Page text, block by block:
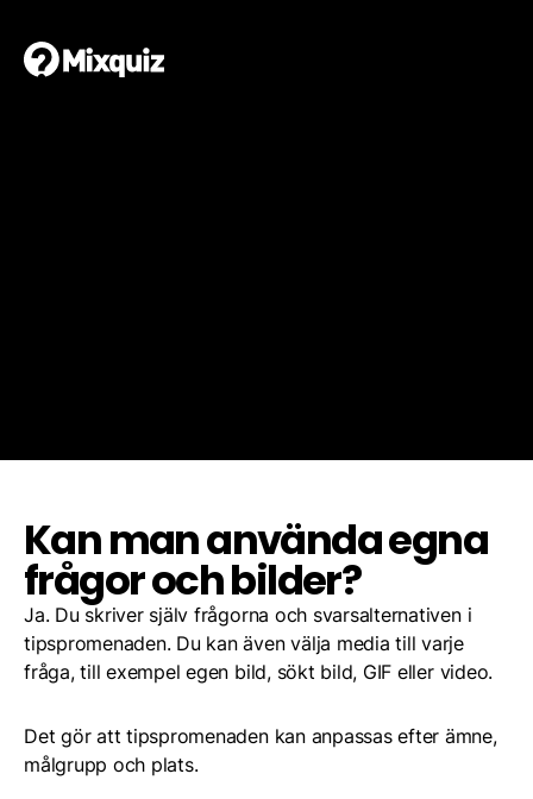
Kan man använda egna
frågor och bilder?
Ja. Du skriver själv frågorna och svarsalternativen i
tipspromenaden. Du kan även välja media till varje
fråga, till exempel egen bild, sökt bild, GIF eller video.
Det gör att tipspromenaden kan anpassas efter ämne,
målgrupp och plats.